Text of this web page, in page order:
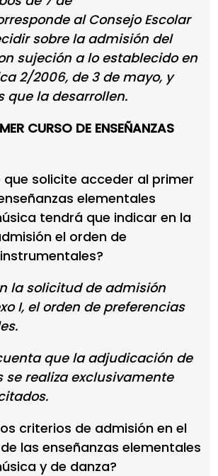
al Consejo Escolar
sobre la admisión del
sujeción a lo establecido en
2/2006, de 3 de mayo, y
que la desarrollen.
CURSO DE ENSEÑANZAS
que solicite acceder al primer
elementales
tendrá que indicar en la
el orden de
la solicitud de admisión
I, el orden de preferencias
que la adjudicación de
realiza exclusivamente
criterios de admisión en el
las enseñanzas elementales
y de danza?